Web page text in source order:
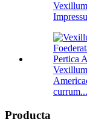
currum...
Producta